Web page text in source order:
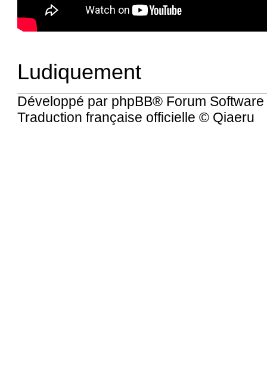
Ludiquement
Développé par phpBB® Forum
Traduction française officielle © Qiaeru